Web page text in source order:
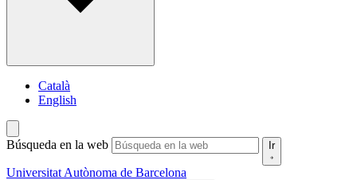
Català
English
Búsqueda en la web Ir
Universitat Autònoma de Barcelona